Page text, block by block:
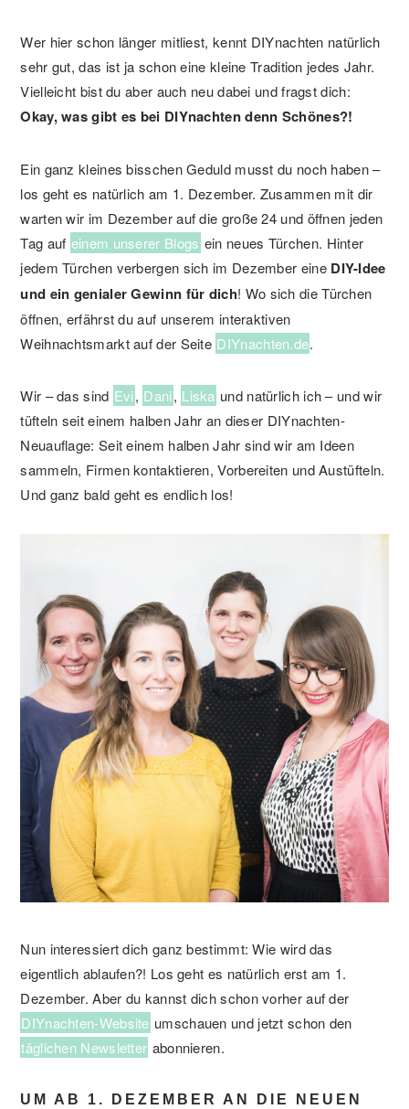
Wer hier schon länger mitliest, kennt DIYnachten natürlich
sehr gut, das ist ja schon eine kleine Tradition jedes Jahr.
Vielleicht bist du aber auch neu dabei und fragst dich:
Okay, was gibt es bei DIYnachten denn Schönes?!
Ein ganz kleines bisschen Geduld musst du noch haben –
los geht es natürlich am 1. Dezember. Zusammen mit dir
warten wir im Dezember auf die große 24 und öffnen jeden
Tag auf einem unserer Blogs ein neues Türchen. Hinter
jedem Türchen verbergen sich im Dezember eine DIY-Idee
und ein genialer Gewinn für dich! Wo sich die Türchen
öffnen, erfährst du auf unserem interaktiven
Weihnachtsmarkt auf der Seite DIYnachten.de.
Wir – das sind Evi, Dani, Liska und natürlich ich – und wir
tüfteln seit einem halben Jahr an dieser DIYnachten-
Neuauflage: Seit einem halben Jahr sind wir am Ideen
sammeln, Firmen kontaktieren, Vorbereiten und Austüfteln.
Und ganz bald geht es endlich los!
Nun interessiert dich ganz bestimmt: Wie wird das
eigentlich ablaufen?! Los geht es natürlich erst am 1.
Dezember. Aber du kannst dich schon vorher auf der
DIYnachten-Website umschauen und jetzt schon den
täglichen Newsletter abonnieren.
UM AB 1. DEZEMBER AN DIE NEUEN